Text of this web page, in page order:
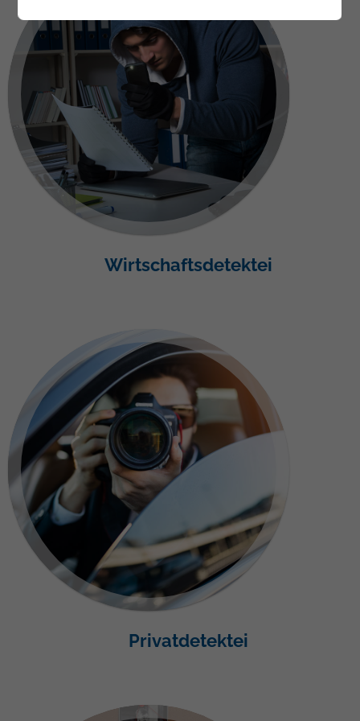
Wirtschaftsdetektei
Privatdetektei